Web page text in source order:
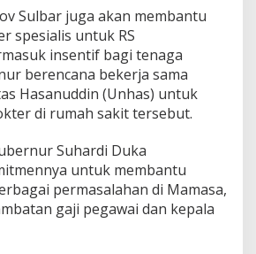
a
n
P
e
r
b
a
i
a
n
n
f
Sulbar juga akan membantu
spesialis untuk RS
insentif bagi tenaga
berencana bekerja sama
Hasanuddin (Unhas) untuk
di rumah sakit tersebut.
Suhardi Duka
untuk membantu
permasalahan di Mamasa,
gaji pegawai dan kepala